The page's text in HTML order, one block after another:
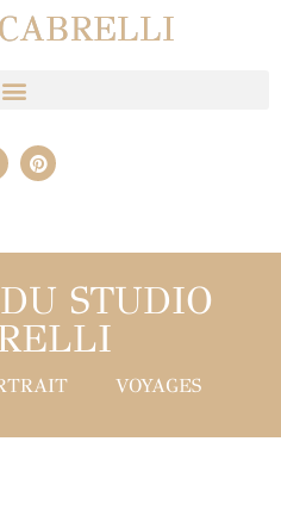
STUDIO
VOYAGES